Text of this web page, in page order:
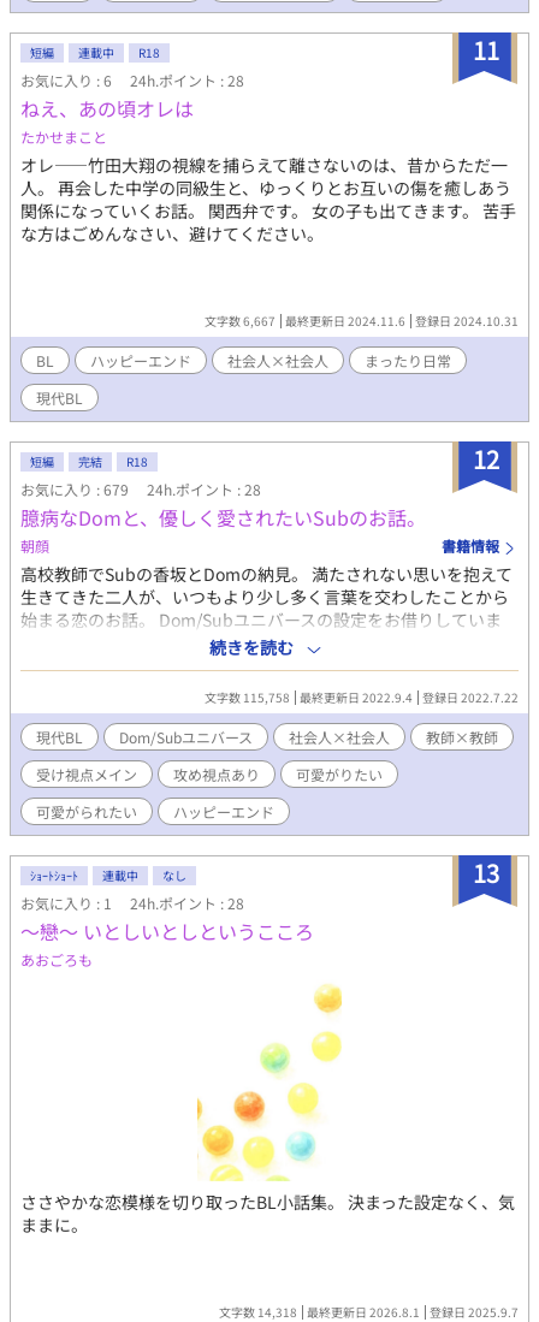
11
短編 連載中 R18
お気に入り : 6 24h.ポイント : 28
ねえ、あの頃オレは
たかせまこと
オレ――竹田大翔の視線を捕らえて離さないのは、昔からただ一
人。 再会した中学の同級生と、ゆっくりとお互いの傷を癒しあう
関係になっていくお話。 関西弁です。 女の子も出てきます。 苦手
な方はごめんなさい、避けてください。
文字数 6,667 最終更新日 2024.11.6 登録日 2024.10.31
BL ハッピーエンド 社会人×社会人
まったり日常
現代BL
12
短編 完結 R18
お気に入り : 679 24h.ポイント : 28
臆病なDomと、優しく愛されたいSubのお話。
朝顔 書籍情報
高校教師でSubの香坂とDomの納見。 満たされない思いを抱えて
生きてきた二人が、いつもより少し多く言葉を交わしたことから
始まる恋のお話。 Dom/Subユニバースの設定をお借りしていま
す。 全20話 完結済み ※可愛がりたい関係なのでプレイはライト
です。 他サイトでも同時更新。
続きを読む
文字数 115,758 最終更新日 2022.9.4 登録日 2022.7.22
現代BL Dom/Subユニバース 社会人×社会人
教師×教師
受け視点メイン
攻め視点あり
可愛がりたい
可愛がられたい
ハッピーエンド
13
ｼｮｰﾄｼｮｰﾄ 連載中 なし
お気に入り : 1 24h.ポイント : 28
～戀～ いとしいとしというこころ
あおごろも
ささやかな恋模様を切り取ったBL小話集。 決まった設定なく、気
ままに。
文字数 14,318 最終更新日 2026.8.1 登録日 2025.9.7